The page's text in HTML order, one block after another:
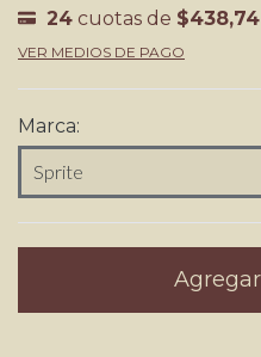
24 cuotas de $438,74
VER MEDIOS DE PAGO
Marca: